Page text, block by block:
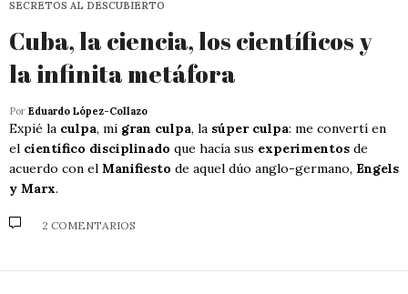
SECRETOS AL DESCUBIERTO
Cuba, la ciencia, los científicos y
la infinita metáfora
Por Eduardo López-Collazo
Expié la culpa, mi gran culpa, la súper culpa: me convertí en
el científico disciplinado que hacía sus experimentos de
acuerdo con el Manifiesto de aquel dúo anglo-germano, Engels
y Marx.
2 COMENTARIOS